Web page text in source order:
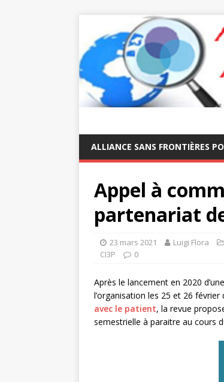
ALLIANCE SANS FRONTIÈRES
Appel à
partenariat
23 mars 2021 Luigi Flora
CI3P
0
Après le lancement en 2020
l’organisation les 25 et 26 février
avec le patient, la revue
semestrielle à paraitre au cours